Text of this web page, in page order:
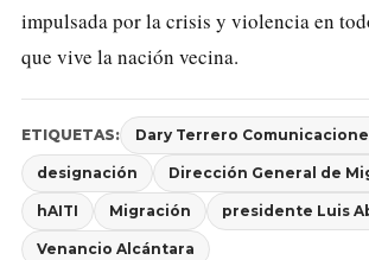
impulsada por la crisis y violencia en
que vive la nación vecina.
ETIQUETAS: Dary Terrero
designación Dirección General de
hAITI Migración presidente Luis
Venancio Alcántara